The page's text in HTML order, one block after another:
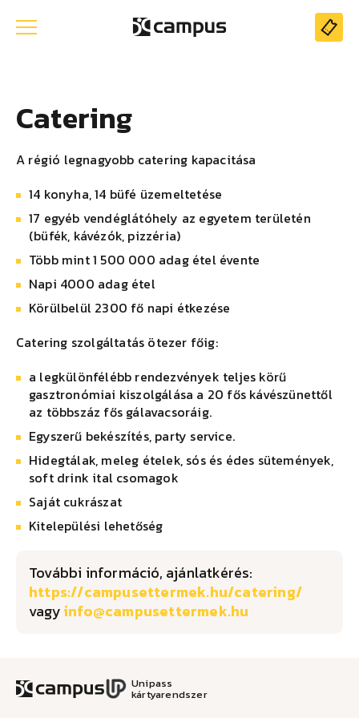
Catering
A régió legnagyobb catering kapacitása
14 konyha, 14 büfé üzemeltetése
17 egyéb vendéglátóhely az egyetem területén
(büfék, kávézók, pizzéria)
Több mint 1 500 000 adag étel évente
Napi 4000 adag étel
Körülbelül 2300 fő napi étkezése
Catering szolgáltatás ötezer főig:
a legkülönfélébb rendezvények teljes körű
gasztronómiai kiszolgálása a 20 fős kávészünettől
az többszáz fős gálavacsoráig.
Egyszerű bekészítés, party service.
Hidegtálak, meleg ételek, sós és édes sütemények,
soft drink ital csomagok
Saját cukrászat
Kitelepülési lehetőség
További információ, ajánlatkérés:
https://campusettermek.hu/catering/
vagy
@
Unipass
kártyarendszer